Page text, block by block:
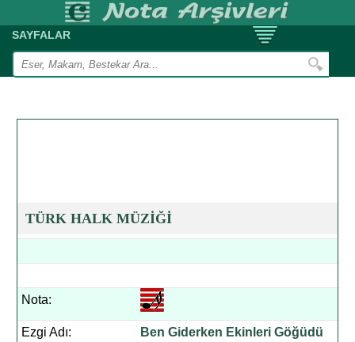
SAYFALAR
TÜRK HALK MÜZİĞİ
Nota:
Ezgi Adı:
Ben Giderken Ekinleri Göğüdü